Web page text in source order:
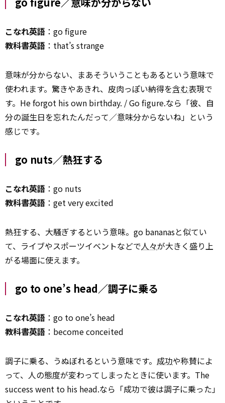
こなれ英語 ：go figure
教科書英語 ：that’s strange
意味が分からない、まあそういうこともあるという意味で
使われます。驚きやあきれ、皮肉っぽい納得を含む表現で
す。He forgot his own birthday. / Go figure.なら「彼、自
分の誕生日を忘れたんだって／意味分からないね」という
感じです。
go nuts／熱狂する
こなれ英語 ：go nuts
教科書英語 ：get very excited
熱狂する、大騒ぎするという意味。go bananasと似てい
て、ライブやスポーツイベントなどで人々が大きく盛り上
がる場面に使えます。
go to one’s head／調子に乗る
こなれ英語 ：go to one’s head
教科書英語 ：become conceited
調子に乗る、うぬぼれるという意味です。 成功や称賛によ
って、人の態度が変わってしまったときに使います。The
success went to his head.なら「成功で彼は調子に乗った」